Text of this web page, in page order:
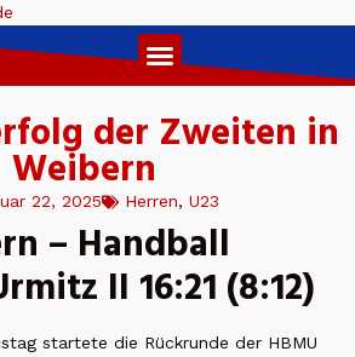
der Zweiten in
Weibern
22, 2025 Herren, U23
– Handball
II 16:21 (8:12)
startete die Rückrunde der HBMU